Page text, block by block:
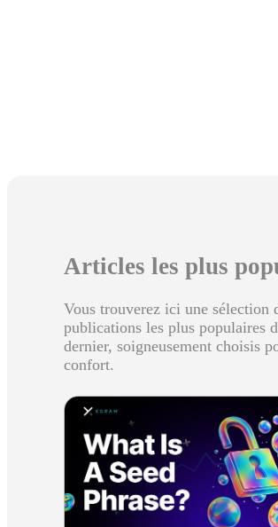
Articles les plus
Vous trouverez ici une sélection
publications les plus populaires
dernier, soigneusement choisis
confort.